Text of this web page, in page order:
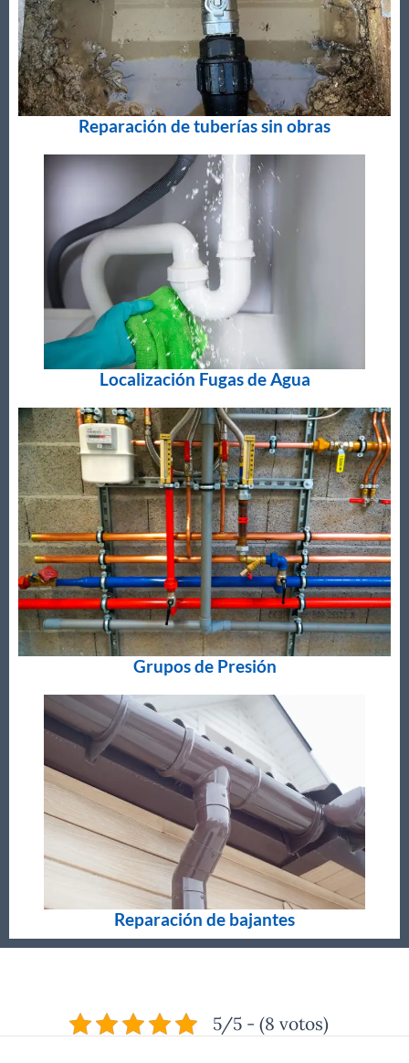
Reparación de tuberías sin obras
Localización Fugas de Agua
Grupos de Presión
Reparación de bajantes
5/5 - (8 votos)